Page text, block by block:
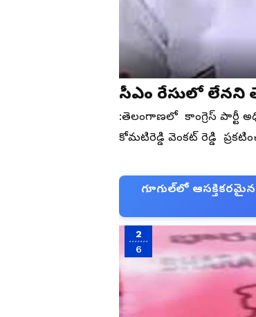
:తెలంగాణలో కాంగ్రెస్ పార్టీ
కోమటిరెడ్డి వెంకట్ రెడ్డి
గూగుల్‌లో
2
6